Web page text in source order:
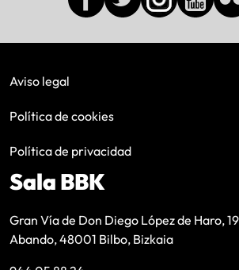
Aviso legal
Política de cookies
Política de privacidad
Sala BBK
Gran Vía de Don Diego López de Haro,
Abando, 48001 Bilbo, Bizkaia